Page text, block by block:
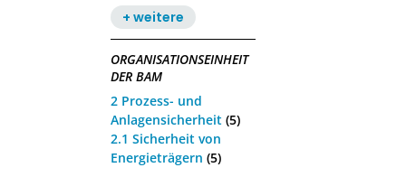
+ weitere
ORGANISATIONSEINHEIT
DER BAM
2 Prozess- und
Anlagensicherheit (5)
2.1 Sicherheit von
Energieträgern (5)